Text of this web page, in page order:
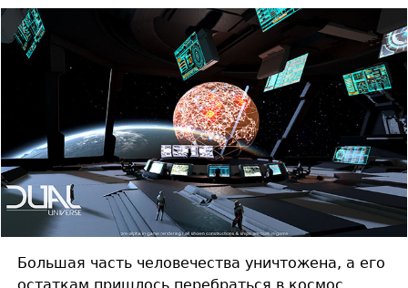
Большая часть человечества уничтожена, а его